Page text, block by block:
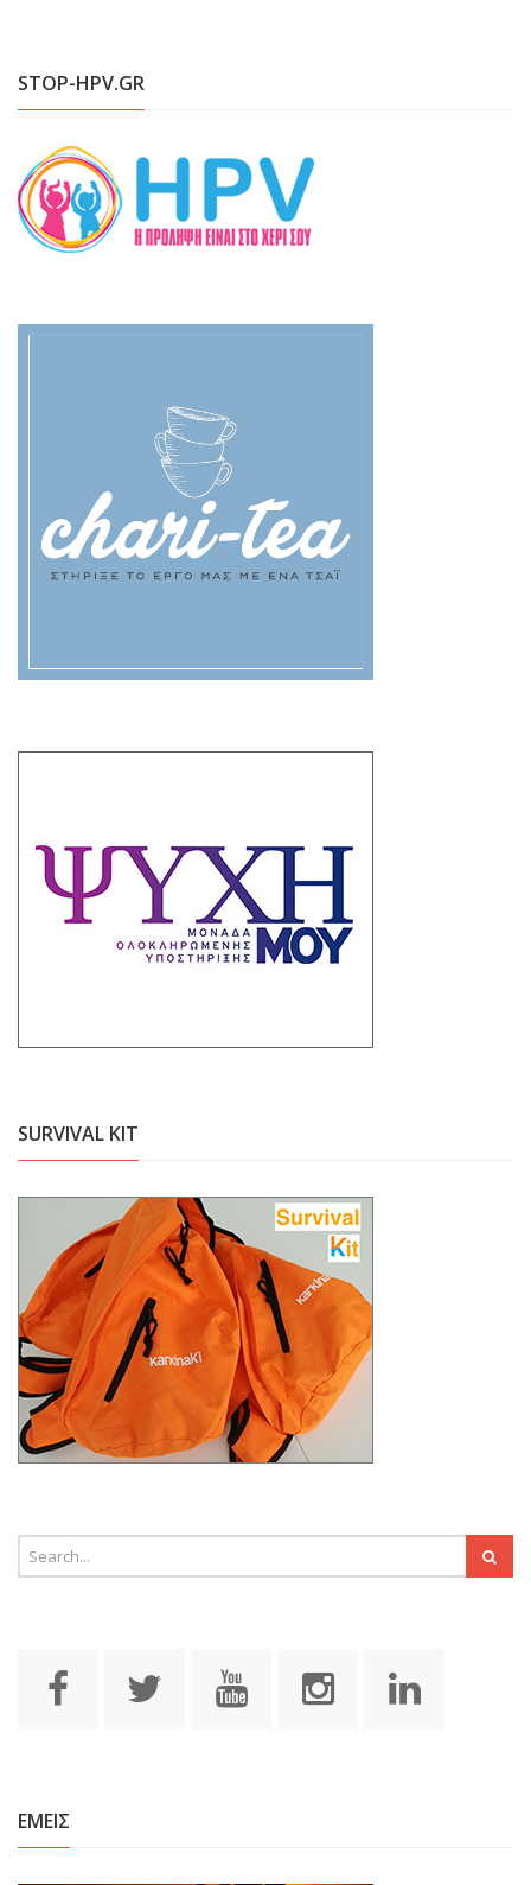
STOP-HPV.GR
SURVIVAL KIT
ΕΜΕΙΣ